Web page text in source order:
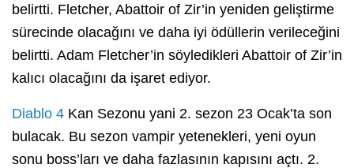
belirtti. Fletcher, Abattoir of Zir’in yeniden geliştirme
sürecinde olacağını ve daha iyi ödüllerin verileceğini
belirtti. Adam Fletcher’in söyledikleri Abattoir of Zir’in
kalıcı olacağını da işaret ediyor.
Diablo 4 Kan Sezonu yani 2. sezon 23 Ocak’ta son
bulacak. Bu sezon vampir yetenekleri, yeni oyun
sonu boss’ları ve daha fazlasının kapısını açtı. 2.